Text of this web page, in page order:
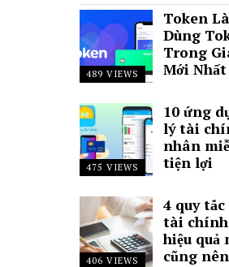
489 VIEWS
Token
Dùng
Trong
Mới Nhất
475 VIEWS
10 ứng
lý tài
nhân
tiện lợi
406 VIEWS
4 quy
tài
hiệu quả
cũng